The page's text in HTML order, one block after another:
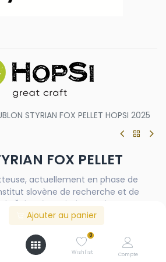
Ajouter au panier
0
Wishlist Compte
STYRIAN FOX PELLET HOPSI 2025
FOX PELLET
actuellement en phase de
slovène de recherche et de
Žalec, à partir de souches
Ses notes fruitées la rendent
pour les bières spéciales. À la
vous à des arômes floraux et
perçoivent même des nuances